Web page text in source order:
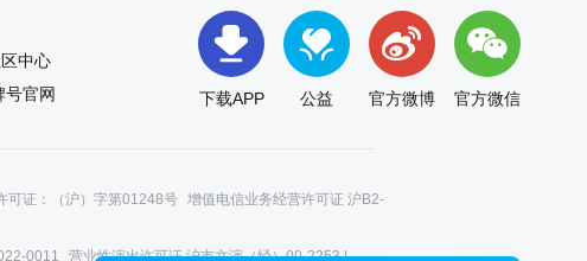
音樂製作：KADOKAWA
音響監督：菅原輝明
音響製作：Cloud22
中心
号官网 下载APP 公益 官方微博 官方微信
可证：（沪）字第01248号 增值电信业务经营许可证 沪B2-
0011 营业性演出许可证 沪市文演（经）00-2253 |